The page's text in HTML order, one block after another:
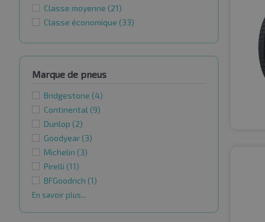
Classe moyenne (21)
Classe économique (33)
Marque de pneus
Bridgestone (4)
Continental (9)
Dunlop (2)
Goodyear (3)
Michelin (3)
Pirelli (11)
BFGoodrich (1)
En savoir plus...